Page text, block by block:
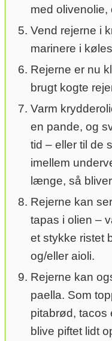
med olivenolie,
Vend rejerne i
marinere i
Rejerne er nu
brugt kogte
Varm
en pande, og
tid – eller til de
imellem
længe, så
Rejerne kan
tapas i olien –
et stykke ristet
og/eller aioli.
Rejerne kan
paella. Som
pitabrød, tacos
blive piftet lidt